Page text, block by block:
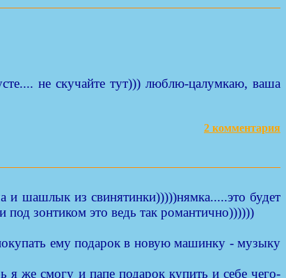
не скучайте тут))) люблю-цалумкаю, ваша
2 комментария
и шашлык из свинятинки)))))нямка.....это будет
зонтиком это ведь так романтично))))))
ему подарок в новую машинку - музыку
я же смогу и папе подарок купить и себе чего-